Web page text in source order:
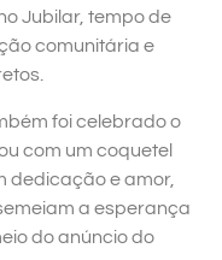
Jubilar, tempo de
comunitária e
foi celebrado o
com um coquetel
dedicação e amor,
a esperança
do anúncio do